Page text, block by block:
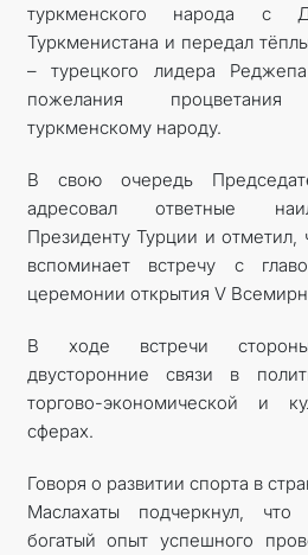
туркменского народа с
Туркменистана и передал
– турецкого лидера
пожелания
туркменскому народу.
В свою очередь
адресовал ответные
Президенту Турции и отметил,
вспоминает встречу с
церемонии открытия V
В ходе встречи
двусторонние связи в
торгово-экономической и
сферах.
Говоря о развитии спорта в
Маслахаты подчеркнул, что
богатый опыт успешного